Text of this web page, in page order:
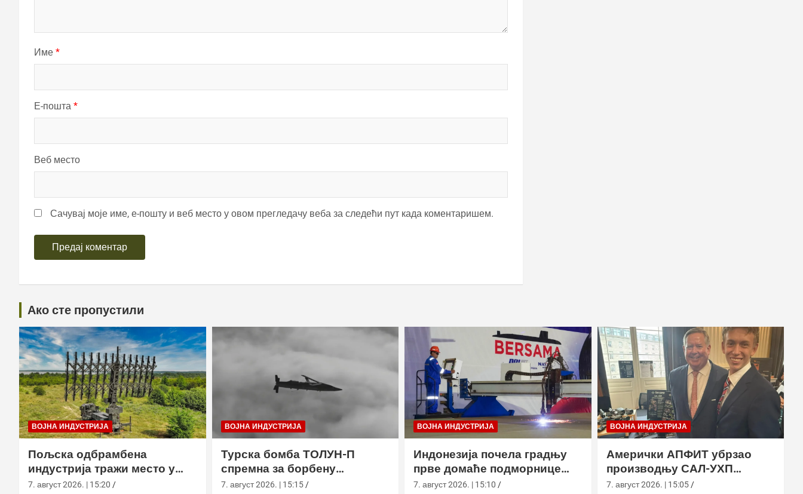
Име *
Е-пошта *
Веб место
Сачувај моје име, е-пошту и веб место у овом прегледачу веба за следећи пут када коментаришем.
Ако сте пропустили
ВОЈНА ИНДУСТРИЈА
Пољска одбрамбена
индустрија тражи место у
европском противракетном
7. август 2026. | 15:20
ВОЈНА ИНДУСТРИЈА
Турска бомба ТОЛУН-П
спремна за борбену
употребу
7. август 2026. | 15:15
ВОЈНА ИНДУСТРИЈА
Индонезија почела градњу
прве домаће подморнице
класе Сцорпèне
7. август 2026. | 15:10
ВОЈНА ИНДУСТРИЈА
Амерички АПФИТ убрзао
производњу САЛ-УХП
ласера за УССОЦОМ
7. август 2026. | 15:05